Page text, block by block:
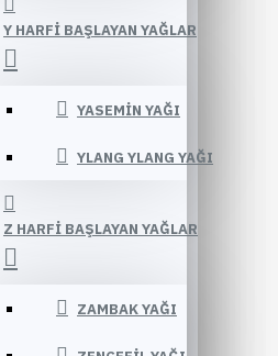
Y HARFI BAŞLAYAN YAĞLAR
YASEMIN YAĞI
YLANG YLANG YAĞI
Z HARFI BAŞLAYAN YAĞLAR
ZAMBAK YAĞI